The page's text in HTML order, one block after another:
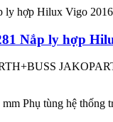
Nắp ly hợp